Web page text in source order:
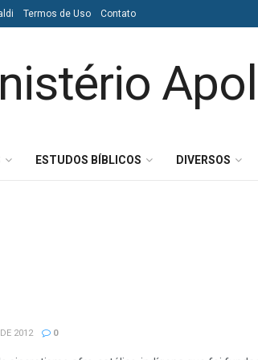
Termos de Uso Contato
ESTUDOS BÍBLICOS DIVERSOS
2012 0